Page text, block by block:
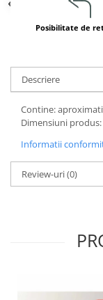
Motricitate grosiera
Recunoasterea
Trasee de
Wellness
Apa si nisip
Dezvoltarea
Figurine
Mobilier gradinita
Educatie inovativa
Dezvoltare timpurie
Posibilitate de
Descriere
Contine:
Dimensiuni produs:
Informatii
Review-uri(0)